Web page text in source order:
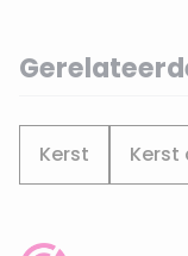
Kerst Kerst